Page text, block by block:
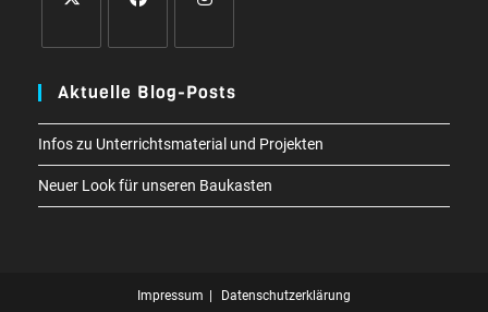
in
new
tab
in
new
tab
in
new
tab
Aktuelle Blog-Posts
Infos zu Unterrichtsmaterial und Projekten
Neuer Look für unseren Baukasten
Impressum Datenschutzerklärung